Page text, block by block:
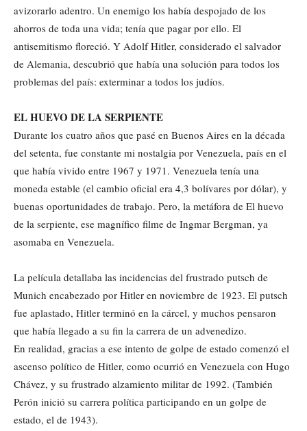
avizorarlo adentro. Un enemigo los había despojado de los
ahorros de toda una vida; tenía que pagar por ello. El
antisemitismo floreció. Y Adolf Hitler, considerado el salvador
de Alemania, descubrió que había una solución para todos los
problemas del país: exterminar a todos los judíos.
EL HUEVO DE LA SERPIENTE
Durante los cuatro años que pasé en Buenos Aires en la década
del setenta, fue constante mi nostalgia por Venezuela, país en el
que había vivido entre 1967 y 1971. Venezuela tenía una
moneda estable (el cambio oficial era 4,3 bolívares por dólar), y
buenas oportunidades de trabajo. Pero, la metáfora de El huevo
de la serpiente, ese magnífico filme de Ingmar Bergman, ya
asomaba en Venezuela.
La película detallaba las incidencias del frustrado putsch de
Munich encabezado por Hitler en noviembre de 1923. El putsch
fue aplastado, Hitler terminó en la cárcel, y muchos pensaron
que había llegado a su fin la carrera de un advenedizo.
En realidad, gracias a ese intento de golpe de estado comenzó el
ascenso político de Hitler, como ocurrió en Venezuela con Hugo
Chávez, y su frustrado alzamiento militar de 1992. (También
Perón inició su carrera política participando en un golpe de
estado, el de 1943).